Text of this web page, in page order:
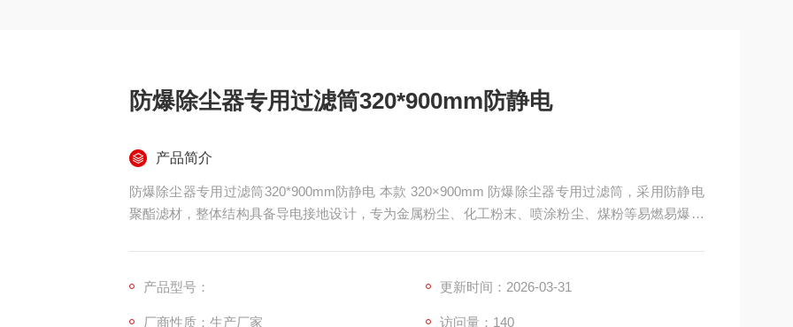
防爆除尘器专用过滤筒320*900mm防静电
产品简介
防爆除尘器专用过滤筒320*900mm防静电 本款 320×900mm 防爆除尘器专用过滤筒，采用防静电
聚酯滤材，整体结构具备导电接地设计，专为金属粉尘、化工粉末、喷涂粉尘、煤粉等易燃易爆粉
产品型号：
更新时间：2026-03-31
厂商性质：生产厂家 访问量：140